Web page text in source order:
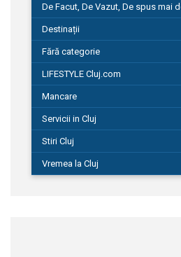
De Facut, De Vazut, De spus mai
Destinații
Fără categorie
LIFESTYLE Cluj.com
Mancare
Servicii in Cluj
Stiri Cluj
Vremea la Cluj